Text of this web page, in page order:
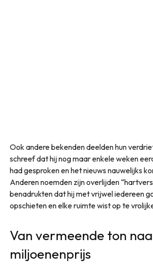
Ook andere bekenden deelden hun
schreef dat hij nog maar enkele weken
had gesproken en het nieuws nauwelijks
Anderen noemden zijn overlijden
benadrukten dat hij met vrijwel iedereen
opschieten en elke ruimte wist op te
Van vermeende ton
miljoenenprijs